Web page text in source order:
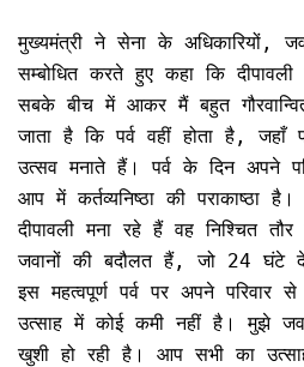
मुख्यमंत्री ने सेना के अधिकारियों,
सम्बोधित करते हुए कहा कि
सबके बीच में आकर मैं बहुत
जाता है कि पर्व वहीं होता है, जहाँ
उत्सव मनाते हैं। पर्व के दिन अपने
आप में कर्तव्यनिष्ठा की पराकाष्ठा
दीपावली मना रहे हैं वह निश्चित
जवानों की बदौलत हैं, जो 24 घंटे
इस महत्वपूर्ण पर्व पर अपने
उत्साह में कोई कमी नहीं है। मुझे
खुशी हो रही है। आप सभी का